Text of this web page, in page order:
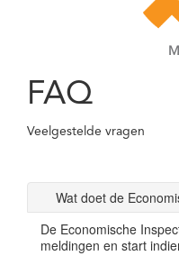
FAQ
Veelgestelde vragen
Wat doet de
De Economische
meldingen en start